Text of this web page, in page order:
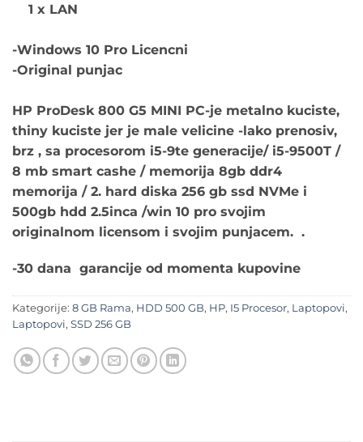
1 x LAN
-Windows 10 Pro Licencni
-Original punjac
HP ProDesk 800 G5 MINI PC-je metalno kuciste,
thiny kuciste jer je male velicine -lako prenosiv,
brz , sa procesorom i5-9te generacije/ i5-9500T /
8 mb smart cashe / memorija 8gb ddr4
memorija / 2. hard diska 256 gb ssd NVMe i
500gb hdd 2.5inca /win 10 pro svojim
originalnom licensom i svojim punjacem. .
-30 dana garancije od momenta kupovine
Kategorije: 8 GB Rama, HDD 500 GB, HP, I5 Procesor, Laptopovi,
Laptopovi, SSD 256 GB